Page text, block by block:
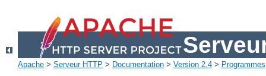
Apache > Serveur HTTP > Documentation > Version 2.4 > Programmes